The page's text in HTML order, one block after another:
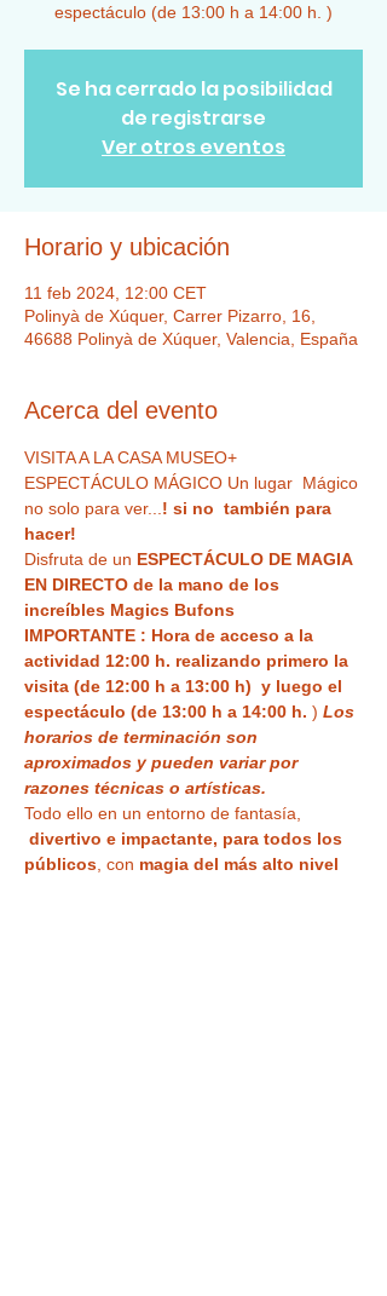
espectáculo (de 13:00 h a 14:00 h. )
Se ha cerrado la posibilidad
de registrarse
Ver otros eventos
Horario y ubicación
11 feb 2024, 12:00 CET
Polinyà de Xúquer, Carrer Pizarro, 16,
46688 Polinyà de Xúquer, Valencia, España
Acerca del evento
VISITA A LA CASA MUSEO+
ESPECTÁCULO MÁGICO Un lugar  Mágico
no solo para ver... ! si no  también para
hacer!
Disfruta de un ESPECTÁCULO DE MAGIA
EN DIRECTO de la mano de los
increíbles Magics Bufons
IMPORTANTE : Hora de acceso a la
actividad 12:00 h. realizando primero la
visita (de 12:00 h a 13:00 h)  y luego el
espectáculo (de 13:00 h a 14:00 h. ) Los
horarios de terminación son
aproximados y pueden variar por
razones técnicas o artísticas.
Todo ello en un entorno de fantasía,
divertivo e impactante, para todos los
públicos , con magia del más alto nivel